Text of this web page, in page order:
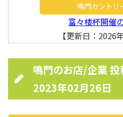
鳴門カントリ
富々楼杯開催
【更新日：2026
鳴門のお店/企業
2023年02月26日